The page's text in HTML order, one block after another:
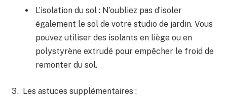
L’isolation du sol : ‍N’oubliez pas d’isoler
également le sol de votre studio de jardin. Vous
pouvez utiliser des isolants en liège ⁢ou en
polystyrène extrudé ⁣pour empêcher le froid de
⁣remonter ⁣du sol.
Les astuces supplémentaires :